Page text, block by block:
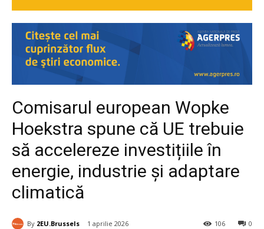
Comisarul european Wopke
Hoekstra spune că UE trebuie
să accelereze investițiile în
energie, industrie și adaptare
climatică
By 2EU.Brussels 1 aprilie 2026 0
106